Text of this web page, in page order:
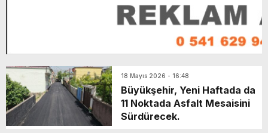
18 Mayıs 2026 - 16:48
Büyükşehir, Yeni Haftada da
11 Noktada Asfalt Mesaisini
Sürdürecek.